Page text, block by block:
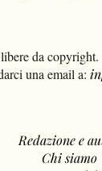
da
una email a:
Redazione e
Chi siamo